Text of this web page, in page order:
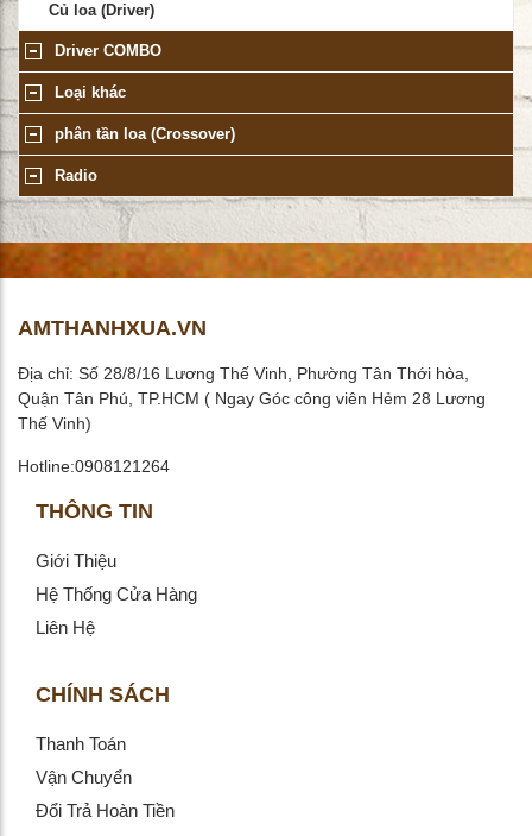
Củ loa (Driver)
Driver COMBO
Loại khác
phân tần loa (Crossover)
Radio
AMTHANHXUA.VN
Địa chỉ: Số 28/8/16 Lương Thế Vinh, Phường Tân Thới hòa,
Quận Tân Phú, TP.HCM ( Ngay Góc công viên Hẻm 28 Lương
Thế Vinh)
Hotline:0908121264
THÔNG TIN
Giới Thiệu
Hệ Thống Cửa Hàng
Liên Hệ
CHÍNH SÁCH
Thanh Toán
Vận Chuyển
Đổi Trả Hoàn Tiền